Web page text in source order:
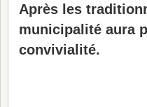
Après les
municipalité aura
convivialité.